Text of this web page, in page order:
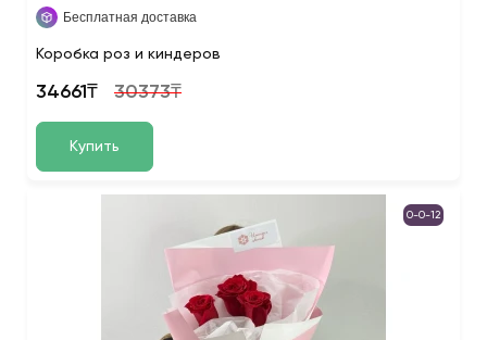
Бесплатная доставка
Коробка роз и киндеров
34661₸ 30373₸
Купить
0-0-12